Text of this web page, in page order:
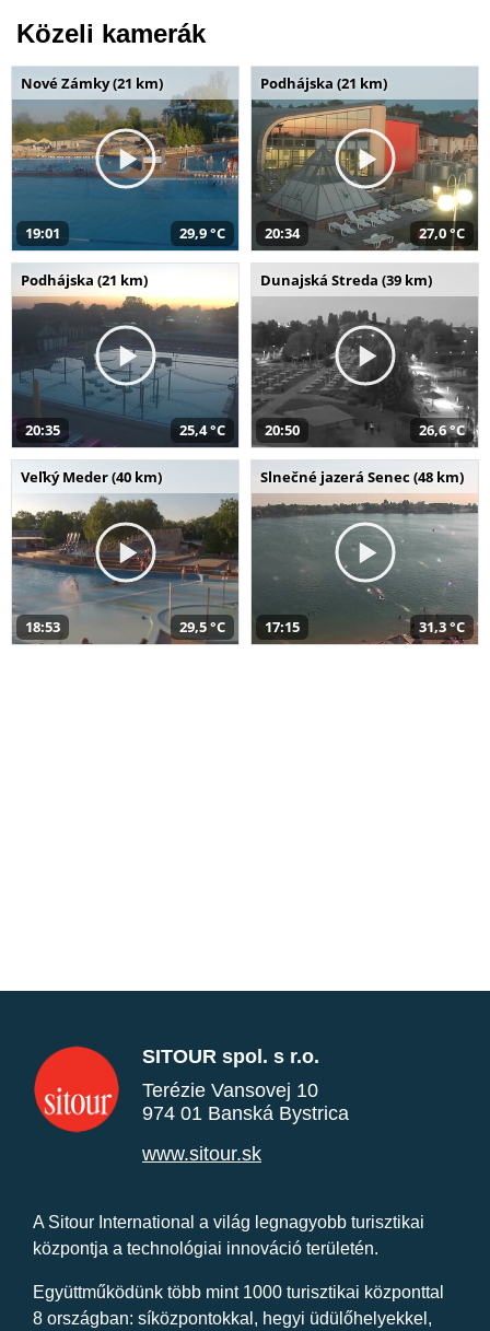
Közeli kamerák
Nové Zámky (21 km)
19:01 29,9 °C
Podhájska (21 km)
20:34 27,0 °C
Podhájska (21 km)
20:35 25,4 °C
Dunajská Streda (39 km)
20:50 26,6 °C
Veľký Meder (40 km)
18:53 29,5 °C
Slnečné jazerá Senec (48 km)
17:15 31,3 °C
SITOUR spol. s r.o.
Terézie Vansovej 10
974 01 Banská Bystrica
www.sitour.sk
A Sitour International a világ legnagyobb turisztikai
központja a technológiai innováció területén.
Együttműködünk több mint 1000 turisztikai központtal
8 országban: síközpontokkal, hegyi üdülőhelyekkel,